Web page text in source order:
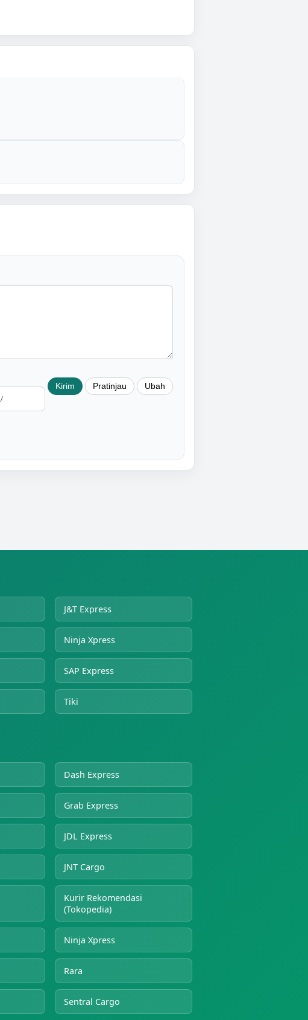
J&T Express
Ninja Xpress
SAP Express
Tiki
Dash Express
Grab Express
JDL Express
JNT Cargo
Kurir Rekomendasi
(Tokopedia)
Ninja Xpress
Rara
Sentral Cargo